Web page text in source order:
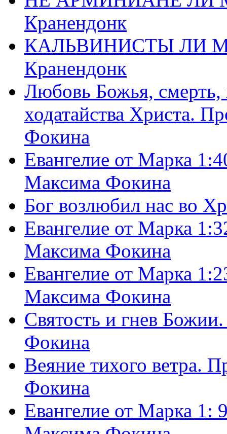
Кранендонк
КАЛЬВИНИСТЫ ЛИ
Кранендонк
Любовь Божья, смерть,
ходатайства Христа.
Фокина
Евангелие от Марка
Максима Фокина
Бог возлюбил нас во
Евангелие от Марка
Максима Фокина
Евангелие от Марка
Максима Фокина
Святость и гнев
Фокина
Веяние тихого ветра.
Фокина
Евангелие от Марка 1: